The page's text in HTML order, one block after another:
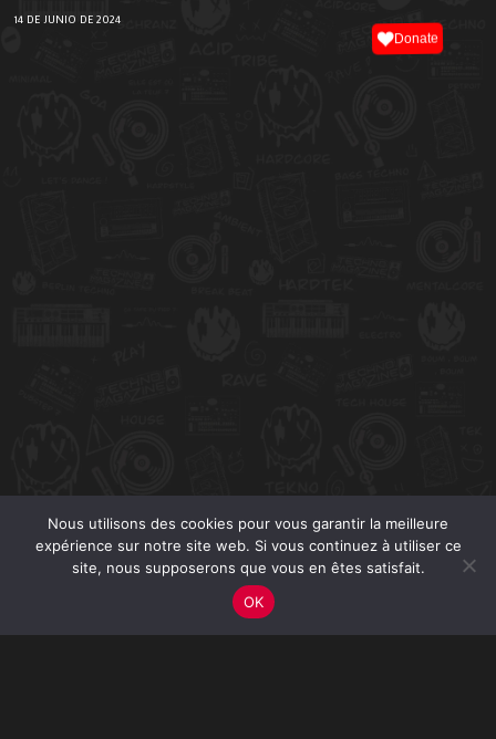
14 DE JUNIO DE 2024
Nous utilisons des cookies pour vous garantir la meilleure
expérience sur notre site web. Si vous continuez à utiliser ce
site, nous supposerons que vous en êtes satisfait.
OK
Donate